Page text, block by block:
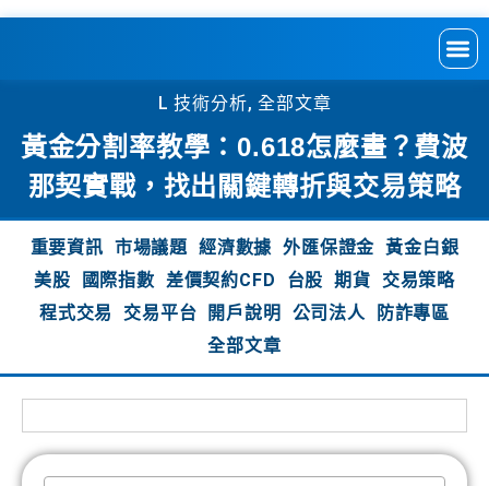
L 技術分析,全部文章
黃金分割率教學：0.618怎麼畫？費波
那契實戰，找出關鍵轉折與交易策略
重要資訊 市場議題 經濟數據 外匯保證金 黃金白銀
美股
國際指數 差價契約CFD 台股 期貨
交易策略
程式交易
交易平台 開戶說明 公司法人
防詐專區
全部文章